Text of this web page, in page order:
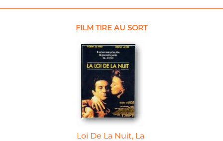
FILM TIRE AU SORT
Loi De La Nuit, La